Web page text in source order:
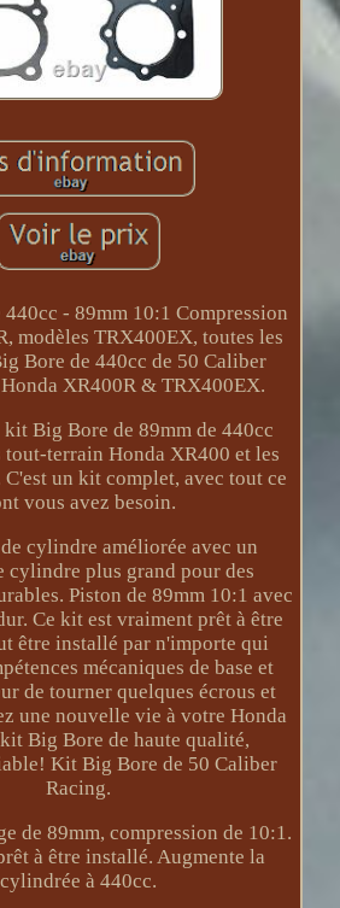
- 89mm 10:1 Compression
modèles TRX400EX, toutes les
Bore de 440cc de 50 Caliber
XR400R & TRX400EX.
Big Bore de 89mm de 440cc
tout-terrain Honda XR400 et les
C'est un kit complet, avec tout ce
vous avez besoin.
cylindre améliorée avec un
cylindre plus grand pour des
Piston de 89mm 10:1 avec
Ce kit est vraiment prêt à être
être installé par n'importe qui
mécaniques de base et
de tourner quelques écrous et
une nouvelle vie à votre Honda
Big Bore de haute qualité,
Kit Big Bore de 50 Caliber
Racing.
de 89mm, compression de 10:1.
à être installé. Augmente la
cylindrée à 440cc.